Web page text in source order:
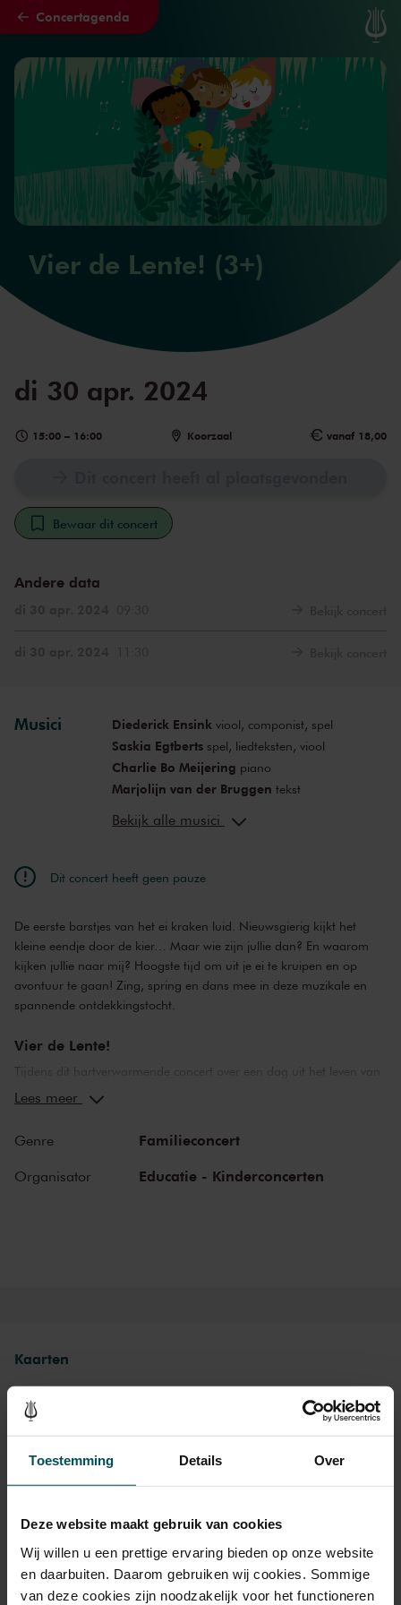
Toestemming Details Over
Deze website maakt gebruik van cookies
Wij willen u een prettige ervaring bieden op onze website
en daarbuiten. Daarom gebruiken wij cookies. Sommige
van deze cookies zijn noodzakelijk voor het functioneren
Naar hoofdcontent
Concertagenda
Vier de Lente! (3+)
di 30 apr. 2024
15:00 – 16:00 Koorzaal vanaf 18,00
Bewaar dit concert
Andere data
Musici Diederick Ensink viool, componist, spel
Saskia Egtbertsspel, liedteksten, viool
Charlie Bo Meijering piano
Marjolijn van der Bruggen tekst
Jeroen van Herwijnen
Bekijk alle musici
Dit concert heeft geen pauze
De eerste barstjes van het ei kraken luid. Nieuwsgierig kijkt het
kleine eendje door de kier… Maar wie zijn jullie dan? En waarom
kijken jullie naar mij? Hoogste tijd om uit je ei te kruipen en op
avontuur te gaan! Zing, spring en dans mee in deze muzikale en
spannende ontdekkingstocht.
Vier de Lente!
Tijdens dit hartverwarmende concert over een dag uit het leven van
eendje Freddie, vier je samen met ons de lente! Zing, spring en
Egtberts.
Lees meer
Genre Familieconcert
Organisator Educatie - Kinderconcerten
Kaarten
Drankjes zijn niet bij de prijs inbegrepen. Ben je jonger dan
30 jaar? Eventuele sprintkaarten zijn 4 uur van tevoren via de